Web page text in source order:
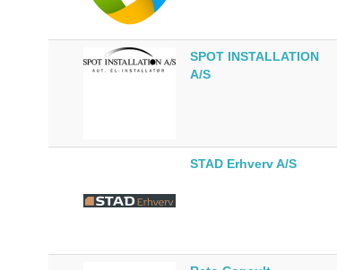
SPOT INSTALLATION
A/S
STAD Erhverv A/S